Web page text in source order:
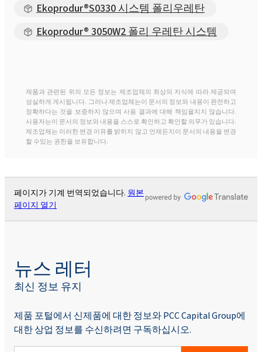
Ekoprodur®S0330 시스템 폴리우레탄
Ekoprodur® 3050W2 폴리 우레탄 시스템
제품과 관련된 위의 모든 정보는 제조업체의 최상의 지식에 따라 제공되며
성실하게 게시됩니다. 그러나 제조업체는이 문서의 정보와 내용이 완전하고
정확하다는 것을 보증하지 않으며 사용 결과에 대해 책임을지지 않습니다.
사용자는이 문서의 정보와 내용을 스스로 확인하고 확인할 의무가 있습니다.
제조업체는 이러한 변경 이유를 밝히지 않고 언제든지이 문서의 내용을 변경
할 수있는 권한을 보유합니다.
페이지가 기계 번역되었습니다. 원본
페이지 열기
뉴스 레터
최신 정보 유지
제품 포털에서 신제품에 대한 정보와 PCC Capital Group에
대한 상업 정보를 수신하려면 구독하십시오.